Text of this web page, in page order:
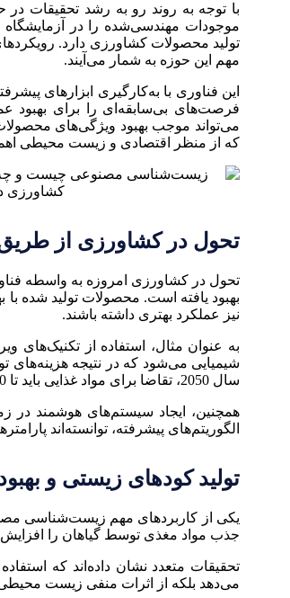
با توجه به روند رو به رشد تحقیقات در
موجودات مهندسی‌شده را در آزمایشگاه
تولید محصولات کشاورزی دارد.
مهم این حوزه به شمار می‌آیند.
فرصت‌های بی‌سابقه‌ای را برای بهبود
می‌تواند موجب بهبود ویژگی‌های
که از منظر اقتصادی و زیست محیطی
تحول در کشاورزی از
تحول در کشاورزی امروزه به واسطه
بهبود یافته است. محصولات تولید شده
نیز عملکرد بهتری داشته باشند.
به عنوان مثال، استفاده از
سال 2050، تقاضا برای مواد غذایی باید تا 70 درصد افزایش یابد؛ بنابراین بهبود بهره‌وری محصولات از اهمیت ویژه‌ای برخوردار است.
همچنین، ایجاد سیستم‌های هوشمند در
الگوریتم‌های پیشرفته، توانسته‌اند
تولید کودهای زیستی و
یکی از کاربردهای مهم زیست‌شناسی
جذب مواد مغذی توسط گیاهان را
تحقیقات متعدد نشان داده‌اند که
می‌دهد بلکه از اثرات منفی زیست